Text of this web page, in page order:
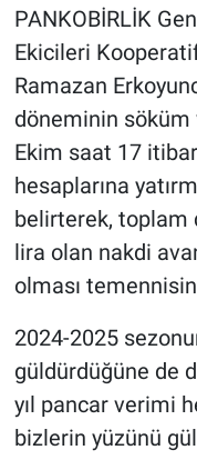
PANKOBİRLİK
Ekicileri
Ramazan
döneminin söküm
Ekim saat 17
hesaplarına
belirterek, toplam
lira olan nakdi
olması
2024-2025
güldürdüğüne de
yıl pancar verimi
bizlerin yüzünü